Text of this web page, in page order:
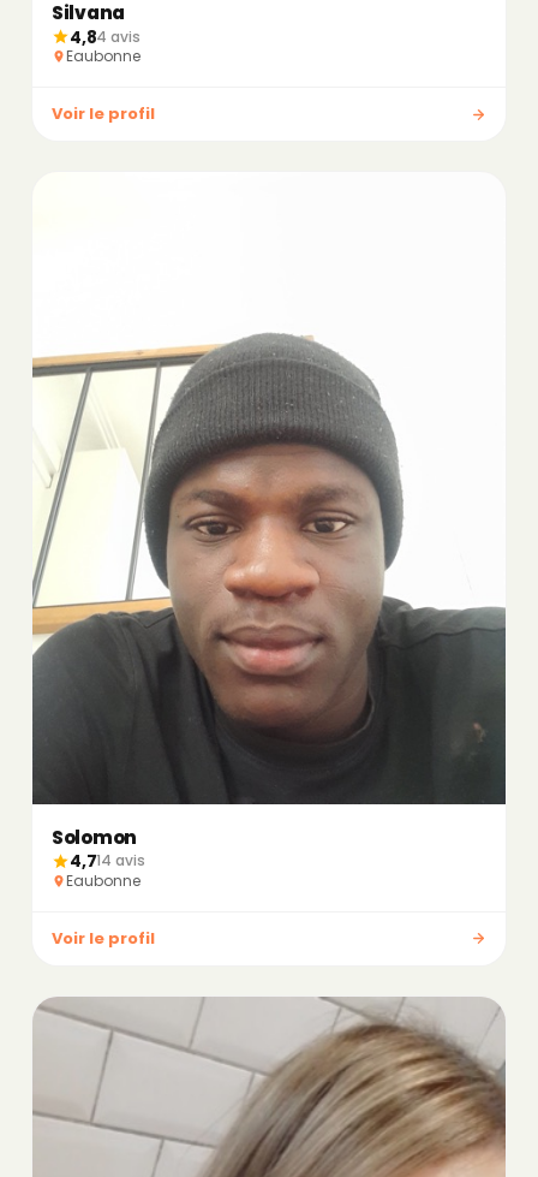
Silvana
4,84 avis
Eaubonne
Voir le profil
Solomon
4,714 avis
Eaubonne
Voir le profil